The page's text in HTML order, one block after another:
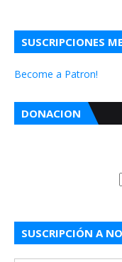
SUSCRIPCIONES
Become a Patron!
DONACION
SUSCRIPCIÓN A